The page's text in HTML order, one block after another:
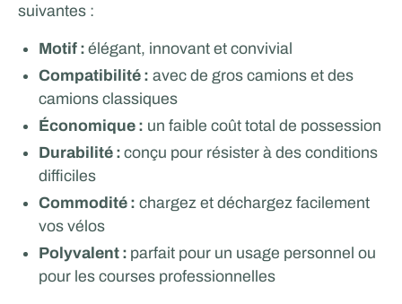
suivantes :
Motif :élégant, innovant et convivial
Compatibilité : avec de gros camions et des
camions classiques
Économique : un faible coût total de possession
Durabilité :conçu pour résister à des conditions
difficiles
Commodité : chargez et déchargez facilement
vos vélos
Polyvalent : parfait pour un usage personnel ou
pour les courses professionnelles